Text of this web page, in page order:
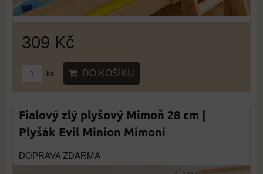
309 Kč
ks DO KOŠÍKU
Fialový zlý plyšový Mimoň 28 cm |
Plyšák Evil Minion Mimoni
DOPRAVA ZDARMA